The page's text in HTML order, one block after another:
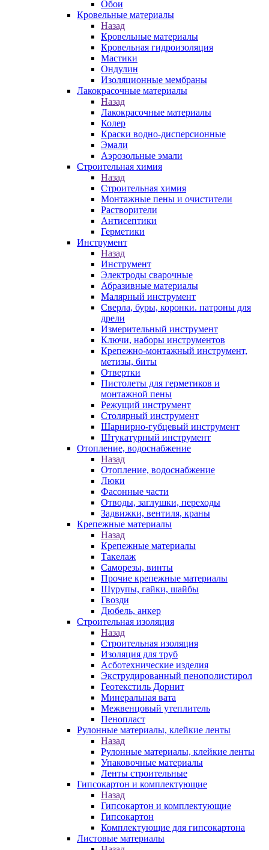
Обои
Кровельные материалы
Назад
Кровельные материалы
Кровельная гидроизоляция
Мастики
Ондулин
Изоляционные мембраны
Лакокрасочные материалы
Назад
Лакокрасочные материалы
Колер
Краски водно-дисперсионные
Эмали
Аэрозольные эмали
Строительная химия
Назад
Строительная химия
Монтажные пены и очистители
Растворители
Антисептики
Герметики
Инструмент
Назад
Инструмент
Электроды сварочные
Абразивные материалы
Малярный инструмент
Сверла, буры, коронки. патроны для
дрели
Измерительный инструмент
Ключи, наборы инструментов
Крепежно-монтажный инструмент,
метизы, биты
Отвертки
Пистолеты для герметиков и
монтажной пены
Режущий инструмент
Столярный инструмент
Шарнирно-губцевый инструмент
Штукатурный инструмент
Отопление, водоснабжение
Назад
Отопление, водоснабжение
Люки
Фасонные части
Отводы, заглушки, переходы
Задвижки, вентиля, краны
Крепежные материалы
Назад
Крепежные материалы
Такелаж
Саморезы, винты
Прочие крепежные материалы
Шурупы, гайки, шайбы
Гвозди
Дюбель, анкер
Строительная изоляция
Назад
Строительная изоляция
Изоляция для труб
Асботехнические изделия
Экструдированный пенополистирол
Геотекстиль Дорнит
Минеральная вата
Межвенцовый утеплитель
Пенопласт
Рулонные материалы, клейкие ленты
Назад
Рулонные материалы, клейкие ленты
Упаковочные материалы
Ленты строительные
Гипсокартон и комплектующие
Назад
Гипсокартон и комплектующие
Гипсокартон
Комплектующие для гипсокартона
Листовые материалы